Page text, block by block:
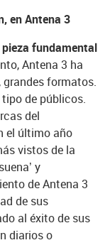
en Antena 3
fundamental
Antena 3 ha
formatos.
de públicos.
del
el último año
vistos de la
y
de Antena 3
de sus
al éxito de sus
diarios o